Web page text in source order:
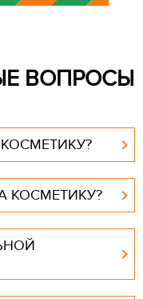
ВОПРОСЫ
КОСМЕТИКУ?